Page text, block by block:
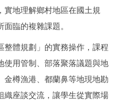
實地理解鄉村地區在國土規
臨的複雜課題。
整體規劃」的實務操作，課程
使用管制、部落聚落議題與地
金樽漁港、都蘭鼻等地現地勘
織座談交流，讓學生從實際場